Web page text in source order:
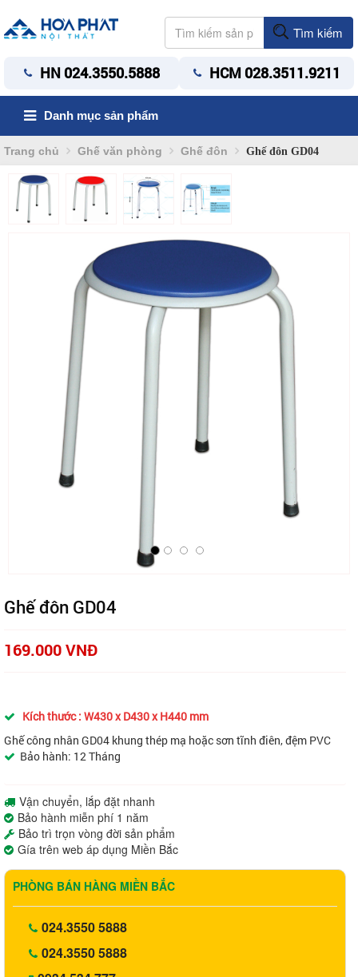
Tìm kiếm
HN 024.3550.5888 HCM 028.3511.9211
Danh mục sản phẩm
Trang chủ Ghế văn phòng Ghế đôn Ghế đôn GD04
Ghế đôn GD04
169.000 VNĐ
Kích thước : W430 x D430 x H440 mm
Ghế công nhân GD04 khung thép mạ hoặc sơn tĩnh điên, đệm PVC
Bảo hành: 12 Tháng
Vận chuyển, lắp đặt nhanh
Bảo hành miễn phí 1 năm
Bảo trì trọn vòng đời sản phẩm
Gía trên web áp dụng Miền Bắc
PHÒNG BÁN HÀNG MIỀN BẮC
024.3550 5888
024.3550 5888